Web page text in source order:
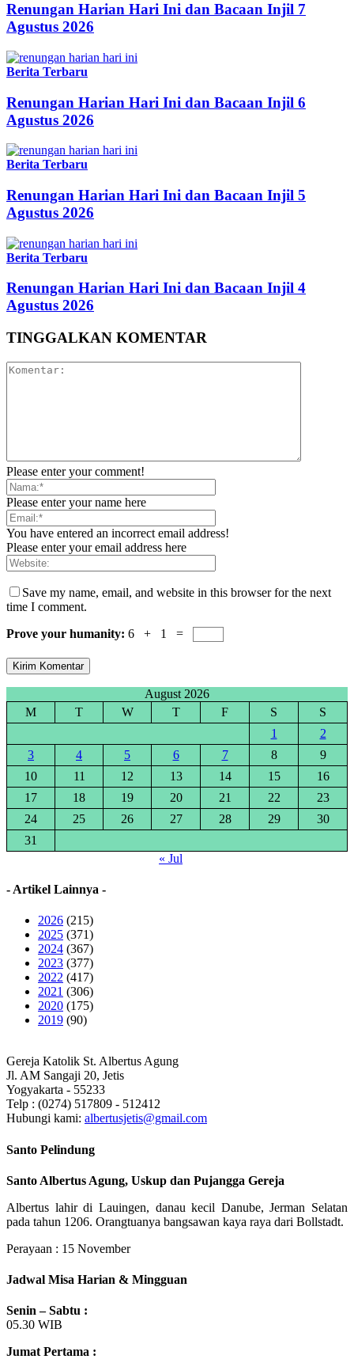
Renungan Harian Hari Ini dan Bacaan Injil 7
Agustus 2026
Berita Terbaru
Renungan Harian Hari Ini dan Bacaan Injil 6
Agustus 2026
Berita Terbaru
Renungan Harian Hari Ini dan Bacaan Injil 5
Agustus 2026
Berita Terbaru
Renungan Harian Hari Ini dan Bacaan Injil 4
Agustus 2026
TINGGALKAN KOMENTAR
Please enter your comment!
Please enter your name here
You have entered an incorrect email address!
Please enter your email address here
Save my name, email, and website in this browser for the next
time I comment.
Prove your humanity: 6 + 1 =
August 2026
M
T W T F S
S
1
2
3
4 5 6 7 8
9
10
11 12 13 14 15
16
17
18 19 20 21 22
23
24
25 26 27 28 29
30
31
« Jul
- Artikel Lainnya -
2026 (215)
2025 (371)
2024 (367)
2023 (377)
2022 (417)
2021 (306)
2020 (175)
2019 (90)
Gereja Katolik St. Albertus Agung
Jl. AM Sangaji 20, Jetis
Yogyakarta - 55233
Telp : (0274) 517809 - 512412
Hubungi kami: albertusjetis@gmail.com
Santo Pelindung
Santo Albertus Agung, Uskup dan Pujangga Gereja
Albertus lahir di Lauingen, danau kecil Danube, Jerman Selatan
pada tahun 1206. Orangtuanya bangsawan kaya raya dari Bollstadt.
Perayaan : 15 November
Jadwal Misa Harian & Mingguan
Senin – Sabtu :
05.30 WIB
Jumat Pertama :